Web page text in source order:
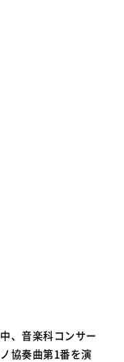
、音楽科コンサー
協奏曲第1番を演